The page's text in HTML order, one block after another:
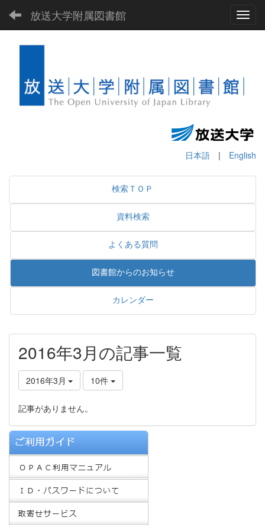
放送大学附属図書館
日本語 | English
検索ＴＯＰ
資料検索
よくある質問
図書館からのお知らせ
カレンダー
2016年3月の記事一覧
2016年3月 10件
記事がありません。